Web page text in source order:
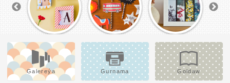
Galereýa Gurnama Goldaw